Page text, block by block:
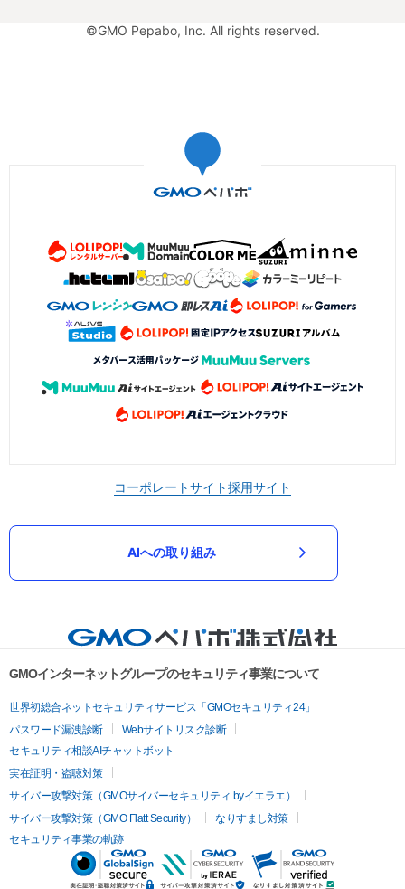
©GMO Pepabo, Inc. All rights reserved.
コーポレートサイト採用サイト
AIへの取り組み
GMOインターネットグループのセキュリティ事業について
世界初総合ネットセキュリティサービス「GMOセキュリティ24」
パスワード漏洩診断
Webサイトリスク診断
セキュリティ相談AIチャットボット
実在証明・盗聴対策
サイバー攻撃対策（GMOサイバーセキュリティ byイエラエ）
サイバー攻撃対策（GMO Flatt Security）
なりすまし対策
セキュリティ事業の軌跡